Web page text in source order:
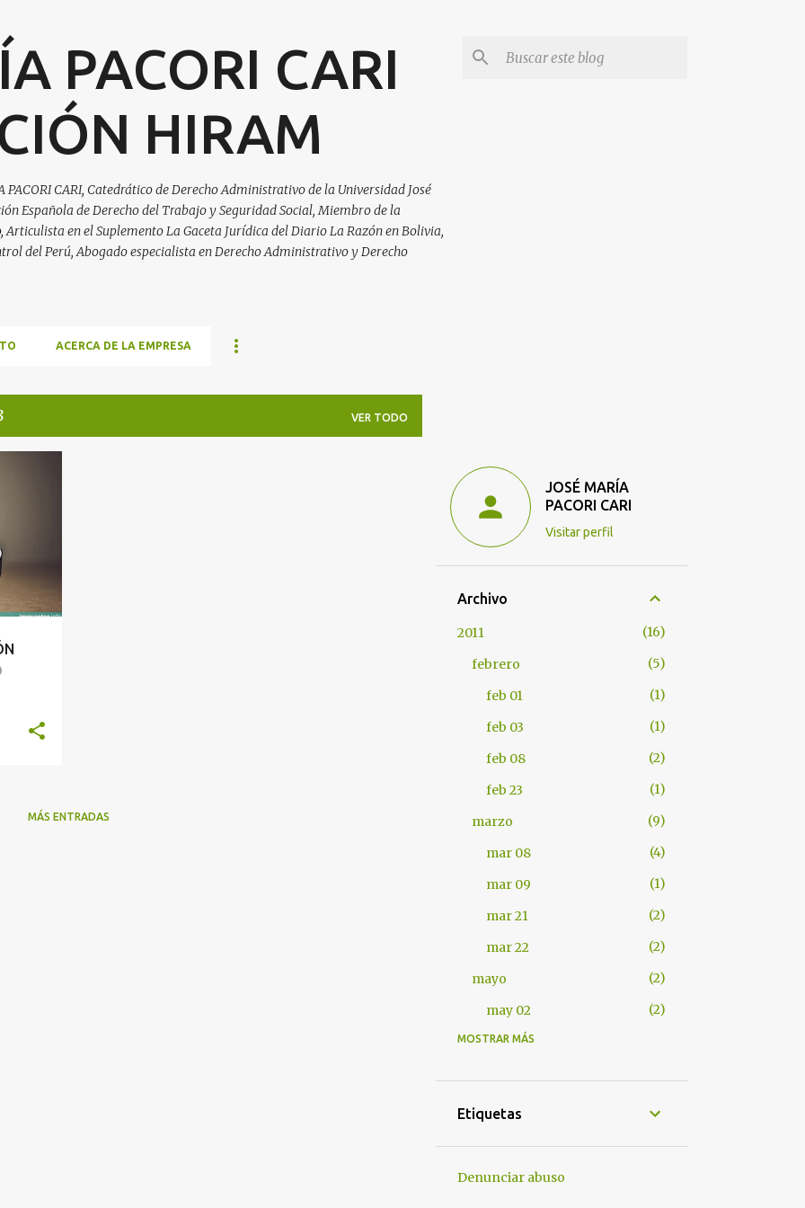
PACORI CARI
HIRAM
PACORI CARI, Catedrático de Derecho Administrativo de la Universidad José
Española de Derecho del Trabajo y Seguridad Social, Miembro de la
en el Suplemento La Gaceta Jurídica del Diario La Razón en Bolivia,
del Perú, Abogado especialista en Derecho Administrativo y Derecho
ACERCA DE LA EMPRESA
VER TODO
MÁS ENTRADAS
JOSÉ MARÍA
PACORI CARI
Visitar perfil
Archivo
2011
16
febrero
5
feb 01
1
feb 03
1
feb 08
2
feb 23
1
marzo
9
mar 08
4
mar 09
1
mar 21
2
mar 22
2
mayo
2
may 02
2
2012
abr 17
MOSTRAR MÁS
Etiquetas
Denunciar abuso